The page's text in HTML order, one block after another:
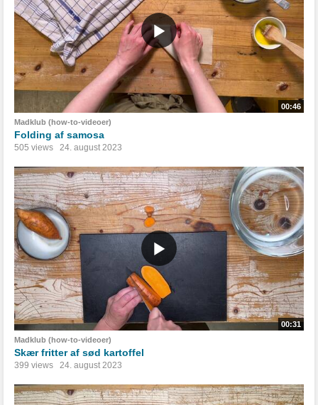
00:46
Madklub (how-to-videoer)
Folding af samosa
505 views 24. august 2023
00:31
Madklub (how-to-videoer)
Skær fritter af sød kartoffel
399 views 24. august 2023